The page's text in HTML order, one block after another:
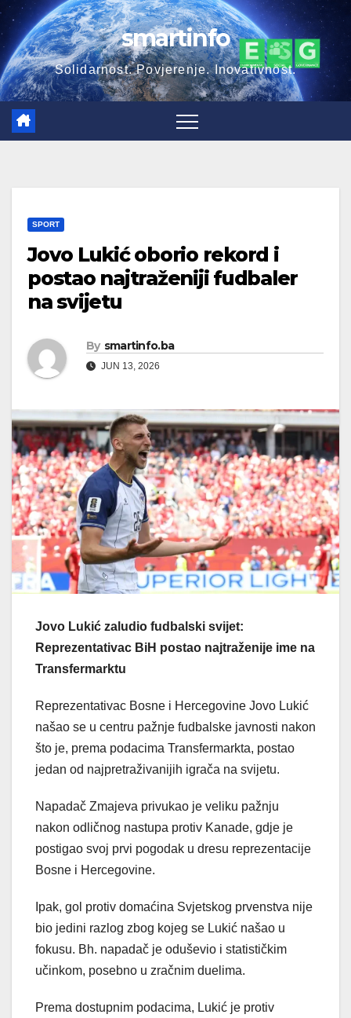
Skip
to
content
smartinfo
Solidarnost. Povjerenje. Inovativnost.
SPORT
Jovo Lukić oborio rekord i
postao najtraženiji fudbaler
na svijetu
By smartinfo.ba
JUN 13, 2026
Jovo Lukić zaludio fudbalski svijet:
Reprezentativac BiH postao najtraženije ime na
Transfermarktu
Reprezentativac Bosne i Hercegovine Jovo Lukić
našao se u centru pažnje fudbalske javnosti nakon
što je, prema podacima Transfermarkta, postao
jedan od najpretraživanijih igrača na svijetu.
Napadač Zmajeva privukao je veliku pažnju
nakon odličnog nastupa protiv Kanade, gdje je
postigao svoj prvi pogodak u dresu reprezentacije
Bosne i Hercegovine.
Ipak, gol protiv domaćina Svjetskog prvenstva nije
bio jedini razlog zbog kojeg se Lukić našao u
fokusu. Bh. napadač je oduševio i statističkim
učinkom, posebno u zračnim duelima.
Prema dostupnim podacima, Lukić je protiv